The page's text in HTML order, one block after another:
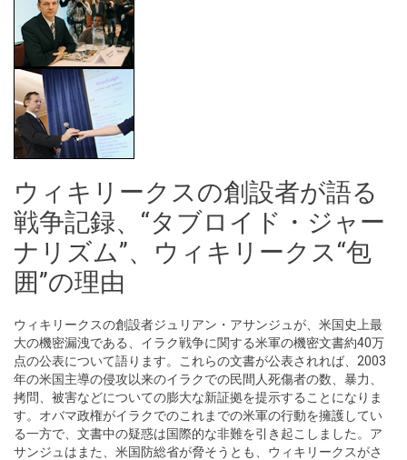
ウィキリークスの創設者が語る
戦争記録、“タブロイド・ジャー
ナリズム”、ウィキリークス“包
囲”の理由
ウィキリークスの創設者ジュリアン・アサンジュが、米国史上最
大の機密漏洩である、イラク戦争に関する米軍の機密文書約40万
点の公表について語ります。これらの文書が公表されれば、2003
年の米国主導の侵攻以来のイラクでの民間人死傷者の数、暴力、
拷問、被害などについての膨大な新証拠を提示することになりま
す。オバマ政権がイラクでのこれまでの米軍の行動を擁護してい
る一方で、文書中の疑惑は国際的な非難を引き起こしました。ア
サンジュはまた、米国防総省が脅そうとも、ウィキリークスがさ